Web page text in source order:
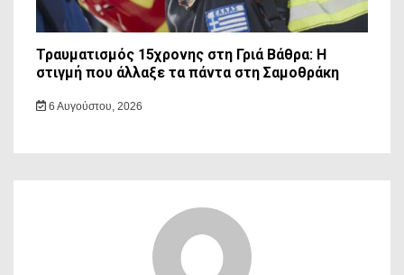
Τραυματισμός 15χρονης στη Γριά Βάθρα: Η
στιγμή που άλλαξε τα πάντα στη Σαμοθράκη
6 Αυγούστου, 2026